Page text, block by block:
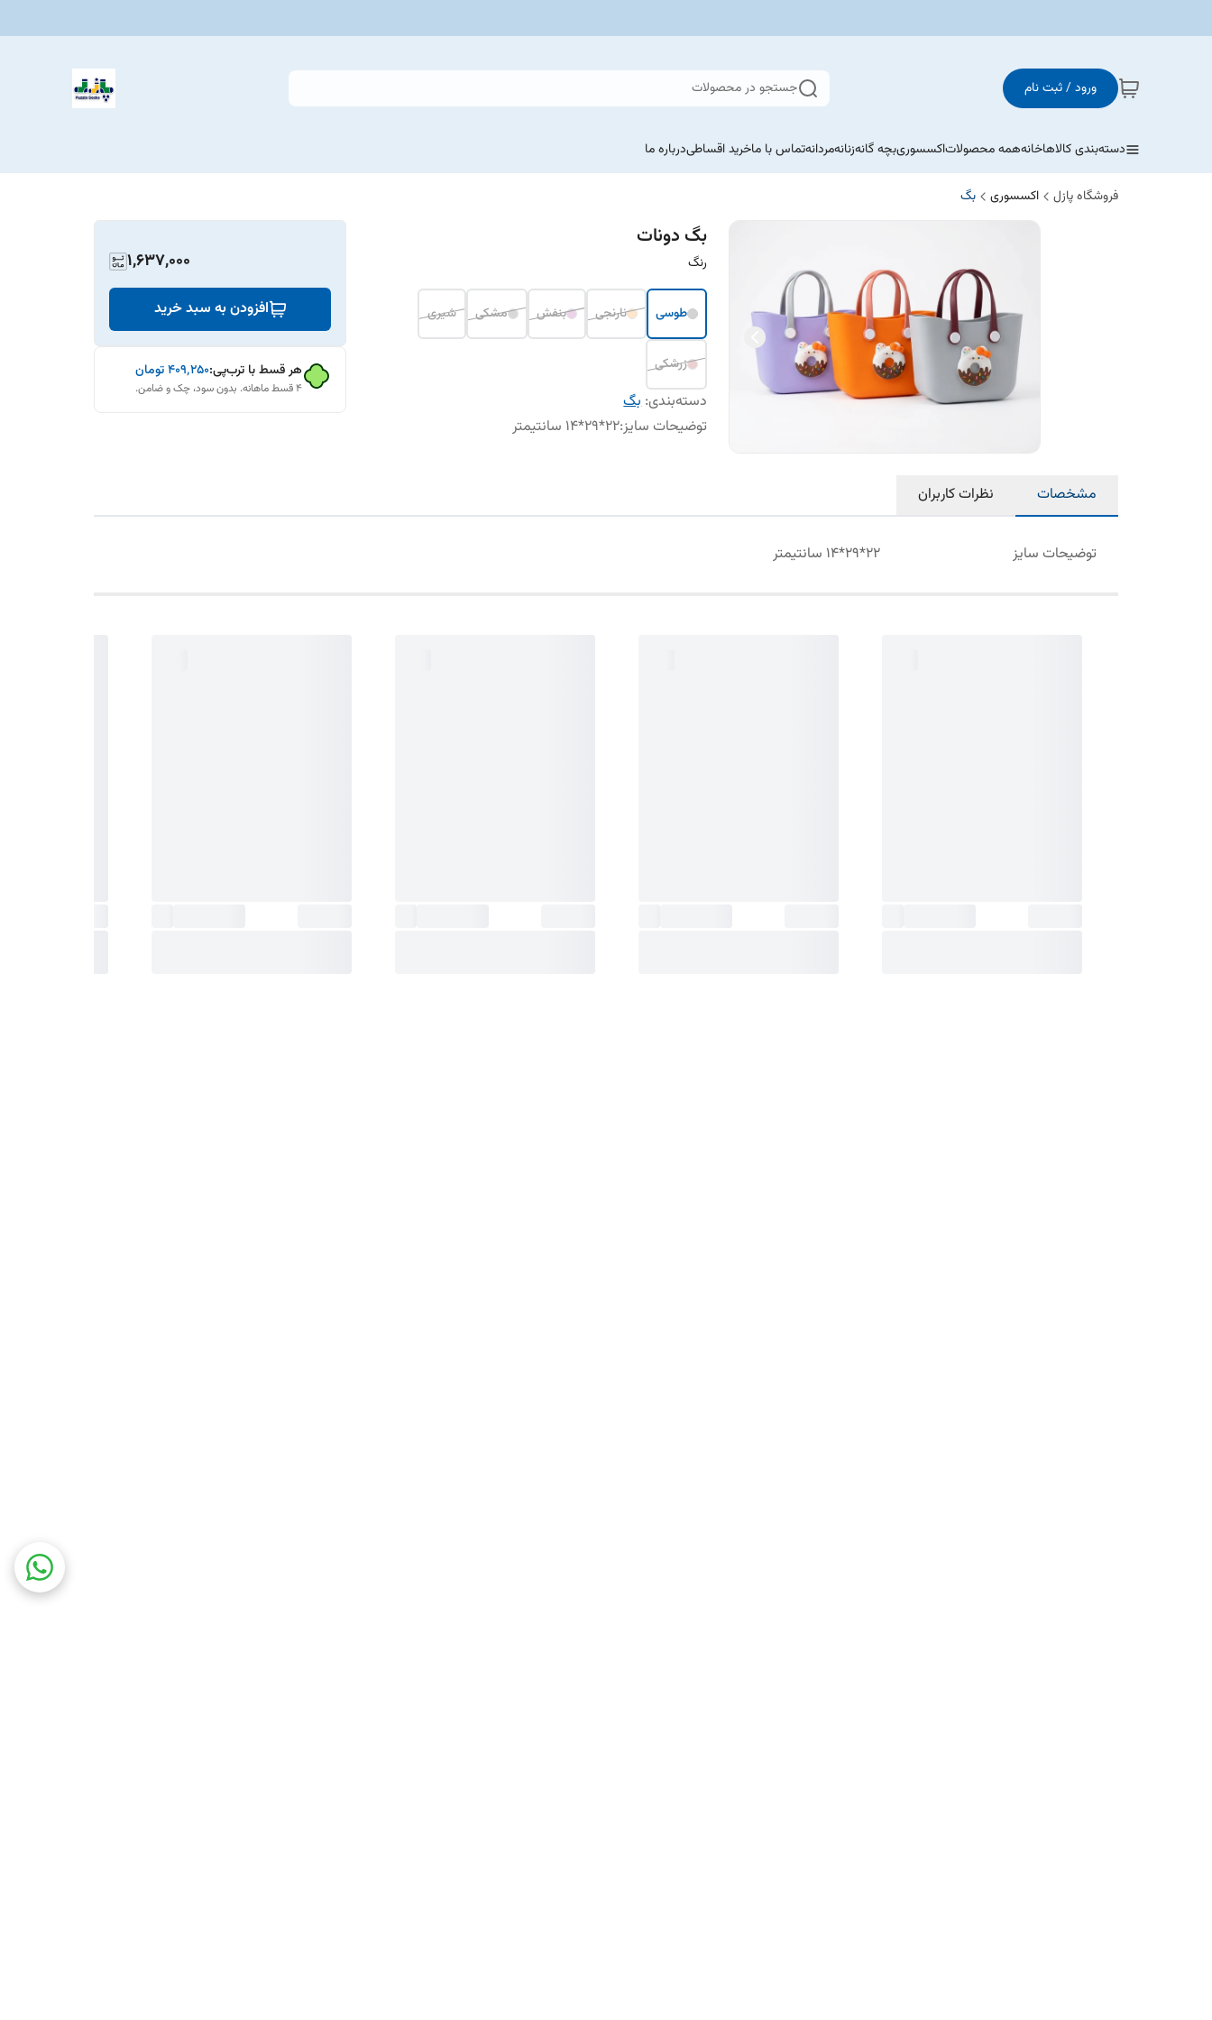
ورود / ثبت نام جستجو در محصولات
دسته‌بندی کالاهاخانههمه محصولاتاکسسوریبچه گانهزنانهمردانهتماس با ماخرید اقساطیدرباره ما
فروشگاه پازل اکسسوری بگ
بگ دونات
رنگ
طوسی نارنجی بنفش مشکی شیری
زرشکی
دسته‌بندی:بگ
توضیحات سایز:22*29*14 سانتیمتر
1,637,000
افزودن به سبد خرید
هر قسط با ترب‌پی:۴۰۹٬۲۵۰تومان
۴ قسط ماهانه. بدون سود، چک و ضامن.
مشخصات نظرات کاربران
توضیحات سایز 22*29*14 سانتیمتر